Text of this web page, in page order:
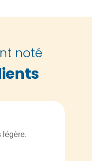
noté
légère.